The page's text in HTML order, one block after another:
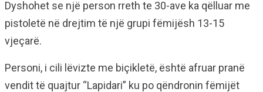
Dyshohet se një person rreth te 30-ave ka qëlluar me
pistoletë në drejtim të një grupi fëmijësh 13-15
vjeçarë.
Personi, i cili lëvizte me biçikletë, është afruar pranë
vendit të quajtur “Lapidari” ku po qëndronin fëmijët